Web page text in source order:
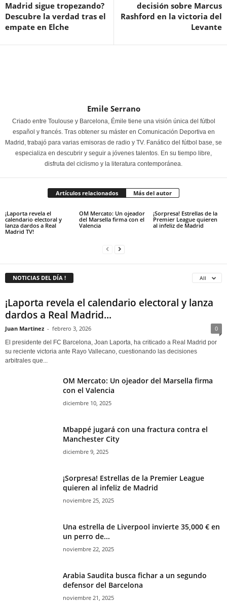
Madrid sigue tropezando?
Descubre la verdad tras el
empate en Elche
decisión sobre Marcus
Rashford en la victoria del
Levante
Emile Serrano
Criado entre Toulouse y Barcelona, Émile tiene una visión única del fútbol
español y francés. Tras obtener su máster en Comunicación Deportiva en
Madrid, trabajó para varias emisoras de radio y TV. Fanático del fútbol base, se
especializa en descubrir y seguir a jóvenes talentos. En su tiempo libre,
disfruta del ciclismo y la literatura contemporánea.
Artículos relacionados Más del autor
¡Laporta revela el
calendario electoral y
lanza dardos a Real
Madrid TV!
OM Mercato: Un ojeador
del Marsella firma con el
Valencia
¡Sorpresa! Estrellas de la
Premier League quieren
al infeliz de Madrid
NOTICIAS DEL DÍA ! All
¡Laporta revela el calendario electoral y lanza
dardos a Real Madrid...
Juan Martinez - febrero 3, 2026 0
El presidente del FC Barcelona, Joan Laporta, ha criticado a Real Madrid por
su reciente victoria ante Rayo Vallecano, cuestionando las decisiones
arbitrales que...
OM Mercato: Un ojeador del Marsella firma
con el Valencia
diciembre 10, 2025
Mbappé jugará con una fractura contra el
Manchester City
diciembre 9, 2025
¡Sorpresa! Estrellas de la Premier League
quieren al infeliz de Madrid
noviembre 25, 2025
Una estrella de Liverpool invierte 35,000 € en
un perro de...
noviembre 22, 2025
Arabia Saudita busca fichar a un segundo
defensor del Barcelona
noviembre 21, 2025